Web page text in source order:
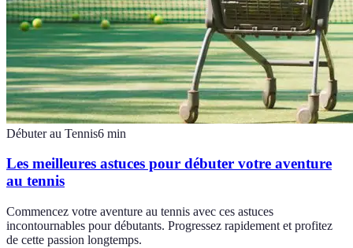
Débuter au Tennis6 min
Les meilleures astuces pour débuter votre aventure
au tennis
Commencez votre aventure au tennis avec ces astuces
incontournables pour débutants. Progressez rapidement et profitez
de cette passion longtemps.